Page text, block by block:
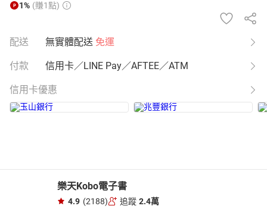
1% (賺1點)
配送 無實體配送 免運
付款 信用卡／LINE Pay／AFTEE／ATM
信用卡優惠
樂天Kobo電子書
4.9 (2188) 追蹤 2.4萬